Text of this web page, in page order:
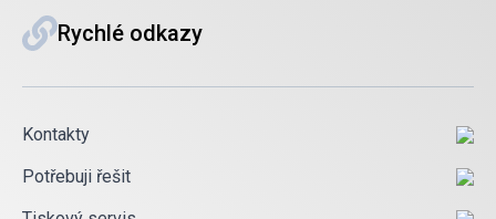
Rychlé odkazy
Kontakty
Potřebuji řešit